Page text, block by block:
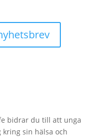
bidrar du till att unga
sin hälsa och